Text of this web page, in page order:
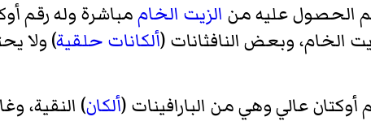
الحصول عليه من الزيت الخاممباشرة وله رقم
الخام، وبعض النافثانات (ألكانات حلقية) ولا
أوكتان عالي وهي من البارافينات (ألكان) النقية،